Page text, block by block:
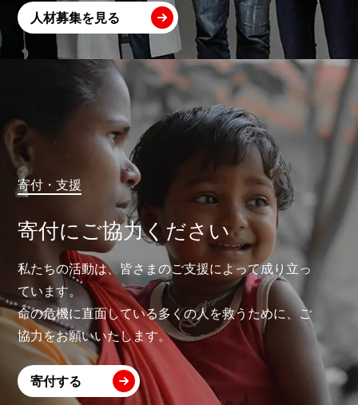
人材募集を見る
寄付・支援
寄付にご協力ください
私たちの活動は、皆さまのご支援によって成り立っ
ています。
命の危機に直面している多くの人を救うために、ご
協力をお願いいたします。
寄付する